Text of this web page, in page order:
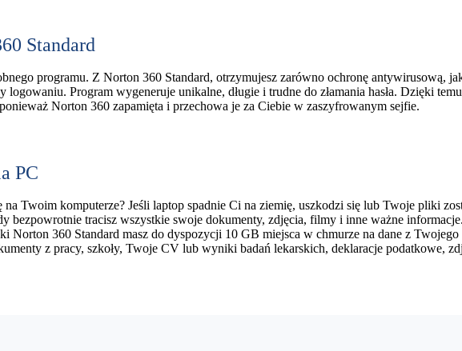
Standard
programu. Z Norton 360 Standard, otrzymujesz zarówno ochronę antywirusową,
logowaniu. Program wygeneruje unikalne, długie i trudne do złamania hasła. Dzięki
Norton 360 zapamięta i przechowa je za Ciebie w zaszyfrowanym sejfie.
PC
Twoim komputerze? Jeśli laptop spadnie Ci na ziemię, uszkodzi się lub Twoje pliki
bezpowrotnie tracisz wszystkie swoje dokumenty, zdjęcia, filmy i inne ważne informacje.
Norton 360 Standard masz do dyspozycji 10 GB miejsca w chmurze na dane z Twojego
z pracy, szkoły, Twoje CV lub wyniki badań lekarskich, deklaracje podatkowe,